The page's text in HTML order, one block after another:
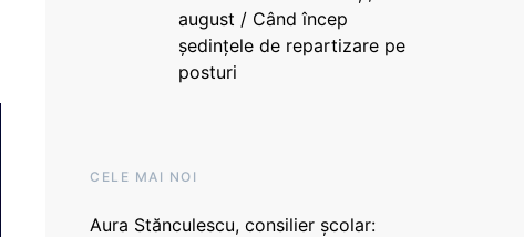
august / Când încep
ședințele de repartizare pe
posturi
CELE MAI NOI
Aura Stănculescu, consilier școlar: